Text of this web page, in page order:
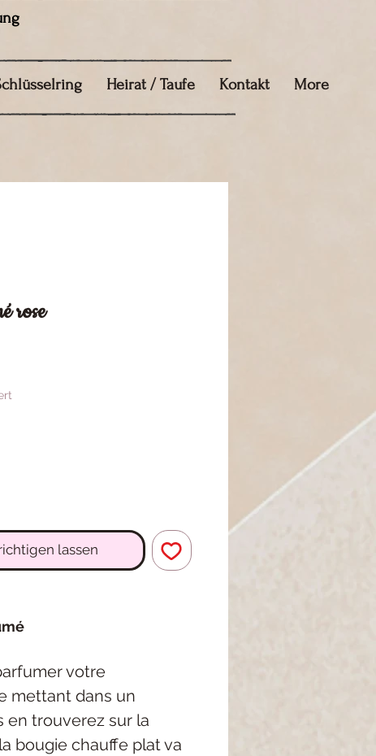
Heirat / Taufe Kontakt More
rose
lassen
votre
mettant dans un
en trouverez sur la
bougie chauffe plat va